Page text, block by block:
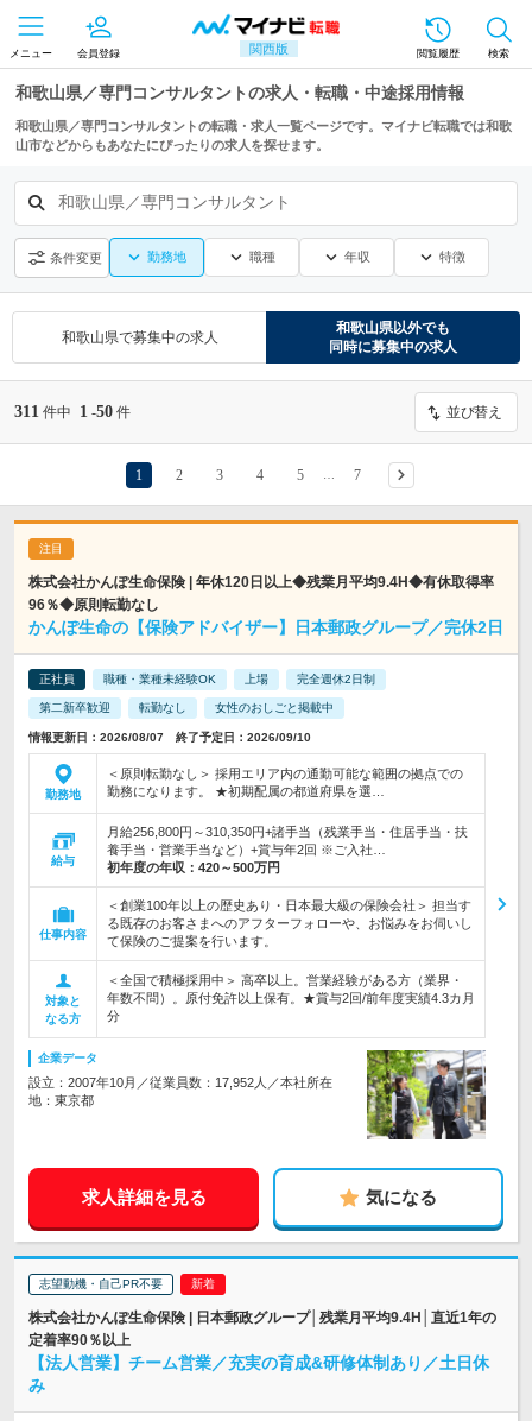
関西版
メニュー 会員登録 閲覧履歴 検索
和歌山県／専門コンサルタントの求人・転職・中途採用情報
和歌山県／専門コンサルタントの転職・求人一覧ページです。マイナビ転職では和歌
山市などからもあなたにぴったりの求人を探せます。
和歌山県／専門コンサルタント
条件変更 勤務地 職種 年収 特徴
和歌山県で募集中の求人
和歌山県以外でも
同時に募集中の求人
311 件中 1 -50 件 並び替え
1 2 3 4 5 7
株式会社かんぽ生命保険 | 年休120日以上◆残業月平均9.4H◆有休取得率
96％◆原則転勤なし
かんぽ生命の【保険アドバイザー】日本郵政グループ／完休2日
正社員 職種・業種未経験OK 上場 完全週休2日制
第二新卒歓迎 転勤なし 女性のおしごと掲載中
情報更新日：2026/08/07 終了予定日：2026/09/10
勤務地
＜原則転勤なし＞ 採用エリア内の通勤可能な範囲の拠点での
勤務になります。 ★初期配属の都道府県を選…
給与
月給256,800円～310,350円+諸手当（残業手当・住居手当・扶
養手当・営業手当など）+賞与年2回 ※ご入社…
初年度の年収： 420～500万円
仕事内容
＜創業100年以上の歴史あり・日本最大級の保険会社＞ 担当す
る既存のお客さまへのアフターフォローや、お悩みをお伺いし
て保険のご提案を行います。
対象と
なる方
＜全国で積極採用中＞ 高卒以上。営業経験がある方（業界・
年数不問）。原付免許以上保有。★賞与2回/前年度実績4.3カ月
分
企業データ
設立：2007年10月／従業員数：17,952人／本社所在
地：東京都
求人詳細を見る 気になる
志望動機・自己PR不要
株式会社かんぽ生命保険 | 日本郵政グループ│残業月平均9.4H│直近1年の
定着率90％以上
【法人営業】チーム営業／充実の育成&研修体制あり／土日休
み